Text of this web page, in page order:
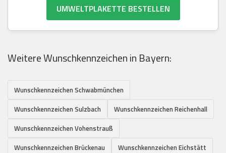
UMWELTPLAKETTE BESTELLEN
Weitere Wunschkennzeichen in Bayern:
Wunschkennzeichen Schwabmünchen
Wunschkennzeichen Sulzbach
Wunschkennzeichen Reichenhall
Wunschkennzeichen Vohenstrauß
Wunschkennzeichen Brückenau
Wunschkennzeichen Eichstätt